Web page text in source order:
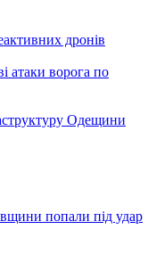
дронів
атаки ворога по
Одещини
попали під удар